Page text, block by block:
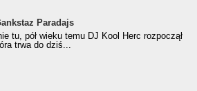
nagrodą za
Album Roku
Paradajs
tu, pół wieku temu DJ Kool Herc rozpoczął
trwa do dziś...